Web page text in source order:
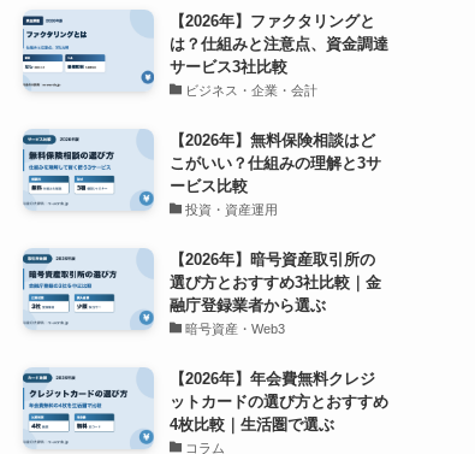
【2026年】ファクタリングと
は？仕組みと注意点、資金調達
サービス3社比較
ビジネス・企業・会計
【2026年】無料保険相談はど
こがいい？仕組みの理解と3サ
ービス比較
投資・資産運用
【2026年】暗号資産取引所の
選び方とおすすめ3社比較｜金
融庁登録業者から選ぶ
暗号資産・Web3
【2026年】年会費無料クレジ
ットカードの選び方とおすすめ
4枚比較｜生活圏で選ぶ
コラム